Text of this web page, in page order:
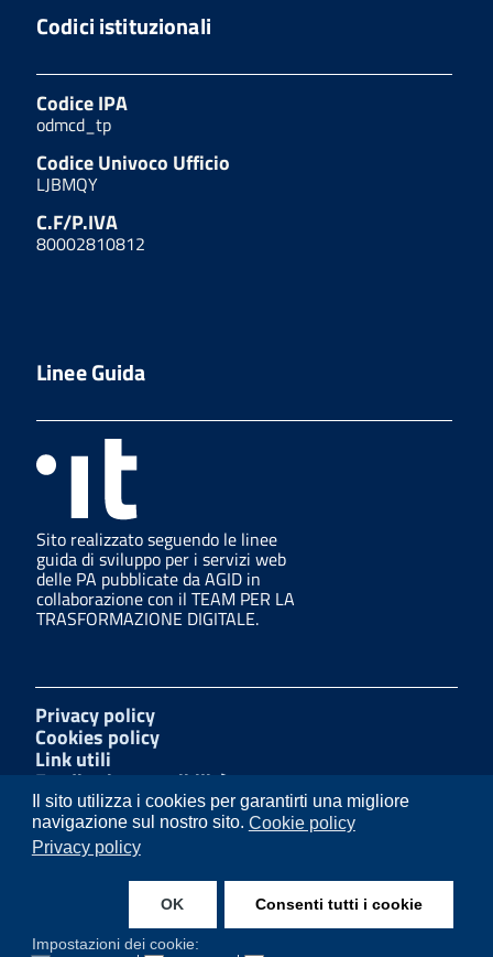
Il sito utilizza i cookies per garantirti una migliore
navigazione sul nostro sito. Cookie policy
Privacy policy
OK Consenti tutti i cookie
Impostazioni dei cookie:
Codici istituzionali
Codice IPA
odmcd_tp
Codice Univoco Ufficio
LJBMQY
C.F/P.IVA
80002810812
Linee Guida
Sito realizzato seguendo le linee
guida di sviluppo per i servizi web
delle PA pubblicate da AGID in
collaborazione con il TEAM PER LA
TRASFORMAZIONE DIGITALE.
Privacy policy
Cookies policy
Link utili
Feedback accessibilità
Amministrazione trasparente
Mappa del sito
Segnalazioni di illecito
Facebook